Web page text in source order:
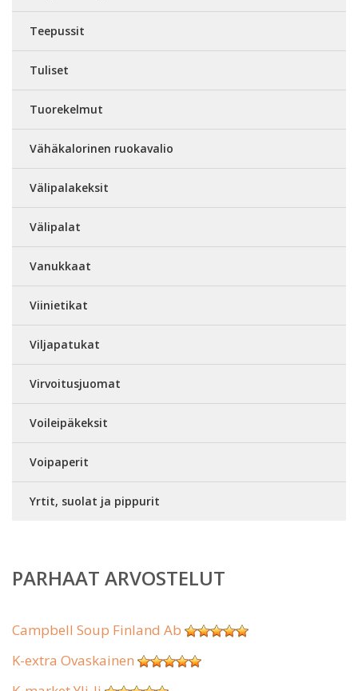
Teepussit
Tuliset
Tuorekelmut
Vähäkalorinen ruokavalio
Välipalakeksit
Välipalat
Vanukkaat
Viinietikat
Viljapatukat
Virvoitusjuomat
Voileipäkeksit
Voipaperit
Yrtit, suolat ja pippurit
PARHAAT ARVOSTELUT
Campbell Soup Finland Ab
K-extra Ovaskainen